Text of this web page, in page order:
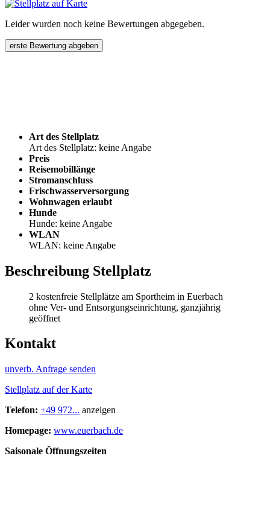
Leider wurden noch keine Bewertungen abgegeben.
erste Bewertung abgeben
Art des Stellplatz
Art des Stellplatz: keine Angabe
Preis
Reisemobillänge
Stromanschluss
Frischwasserversorgung
Wohnwagen erlaubt
Hunde
Hunde: keine Angabe
WLAN
WLAN: keine Angabe
Beschreibung Stellplatz
2 kostenfreie Stellplätze am Sportheim in Euerbach
ohne Ver- und Entsorgungseinrichtung, ganzjährig
geöffnet
Kontakt
unverb. Anfrage senden
Stellplatz auf der Karte
Telefon: +49 972... anzeigen
Homepage: www.euerbach.de
Saisonale Öffnungszeiten